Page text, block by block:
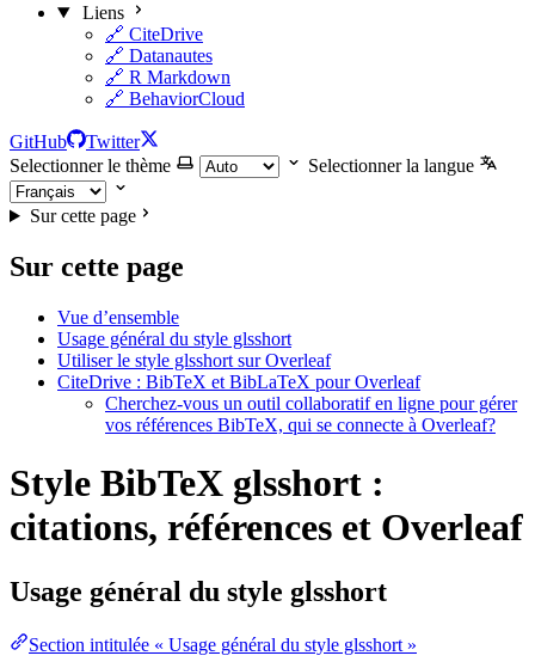
Liens
🔗 CiteDrive
🔗 Datanautes
🔗 R Markdown
🔗 BehaviorCloud
GitHub
Twitter
Selectionner le thème
Selectionner la langue
Sur cette page
Sur cette page
Vue d’ensemble
Usage général du style glsshort
Utiliser le style glsshort sur Overleaf
CiteDrive : BibTeX et BibLaTeX pour Overleaf
Cherchez-vous un outil collaboratif en ligne pour gérer
vos références BibTeX, qui se connecte à Overleaf?
Style BibTeX glsshort :
citations, références et Overleaf
Usage général du style glsshort
Section intitulée « Usage général du style glsshort »